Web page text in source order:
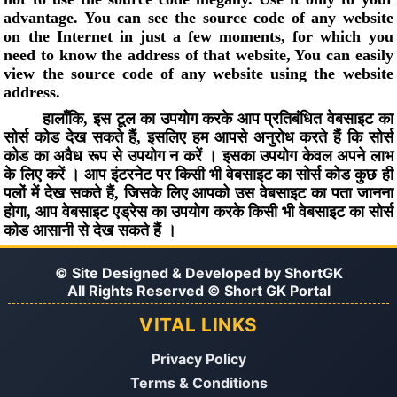
advantage. You can see the source code of any website
on the Internet in just a few moments, for which you
need to know the address of that website, You can easily
view the source code of any website using the website
address.
हालाँकि, इस टूल का उपयोग करके आप प्रतिबंधित वेबसाइट का
सोर्स कोड देख सकते हैं, इसलिए हम आपसे अनुरोध करते हैं कि सोर्स
कोड का अवैध रूप से उपयोग न करें । इसका उपयोग केवल अपने लाभ
के लिए करें । आप इंटरनेट पर किसी भी वेबसाइट का सोर्स कोड कुछ ही
पलों में देख सकते हैं, जिसके लिए आपको उस वेबसाइट का पता जानना
होगा, आप वेबसाइट एड्रेस का उपयोग करके किसी भी वेबसाइट का सोर्स
कोड आसानी से देख सकते हैं ।
© Site Designed & Developed by ShortGK
All Rights Reserved © Short GK Portal
VITAL LINKS
Privacy Policy
Terms & Conditions